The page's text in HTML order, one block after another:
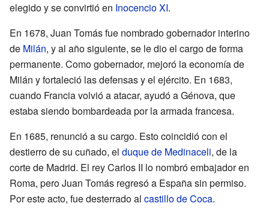
elegido y se convirtió en Inocencio XI.
En 1678, Juan Tomás fue nombrado gobernador interino
de Milán, y al año siguiente, se le dio el cargo de forma
permanente. Como gobernador, mejoró la economía de
Milán y fortaleció las defensas y el ejército. En 1683,
cuando Francia volvió a atacar, ayudó a Génova, que
estaba siendo bombardeada por la armada francesa.
En 1685, renunció a su cargo. Esto coincidió con el
destierro de su cuñado, el duque de Medinaceli, de la
corte de Madrid. El rey Carlos II lo nombró embajador en
Roma, pero Juan Tomás regresó a España sin permiso.
Por este acto, fue desterrado al castillo de Coca.